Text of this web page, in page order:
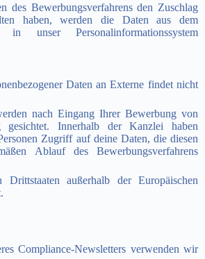
des Bewerbungsverfahrens den Zuschlag
haben, werden die Daten aus dem
in unser Personalinformationssystem
Daten an Externe findet nicht
nach Eingang Ihrer Bewerbung von
gesichtet. Innerhalb der Kanzlei haben
Zugriff auf deine Daten, die diesen
Ablauf des Bewerbungsverfahrens
außerhalb der Europäischen
Compliance-Newsletters verwenden wir